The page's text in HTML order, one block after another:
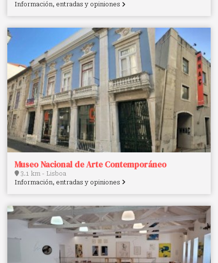
Información, entradas y opiniones
Museo Nacional de Arte Contemporáneo
3.1 km - Lisboa
Información, entradas y opiniones